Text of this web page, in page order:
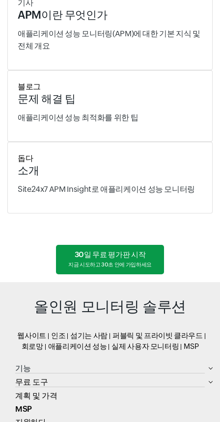
기사
APM이란 무엇인가
애플리케이션 성능 모니터링(APM)에 대한 기본 지식 및
전체 개요
블로그
문제 해결 팁
애플리케이션 성능 최적화를 위한 팁
돕다
소개
Site24x7 APM Insight로 애플리케이션 성능 모니터링
30일 무료 평가판 시작
지금 시도하고 30초 안에 가입하세요
올인원 모니터링 솔루션
웹사이트 인조 섬기는 사람
퍼블릭 및 프라이빗 클라우드
회로망
애플리케이션 성능 실제 사용자 모니터링 MSP
기능
무료 도구
계획 및 가격
MSP